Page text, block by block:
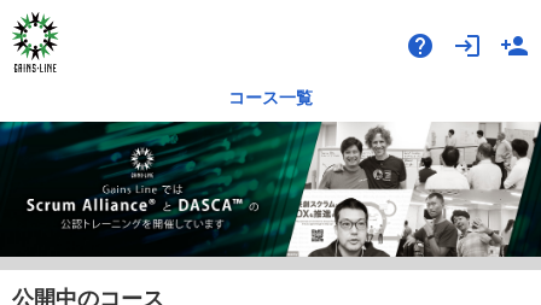
help login person_add
コース一覧
公開中のコース